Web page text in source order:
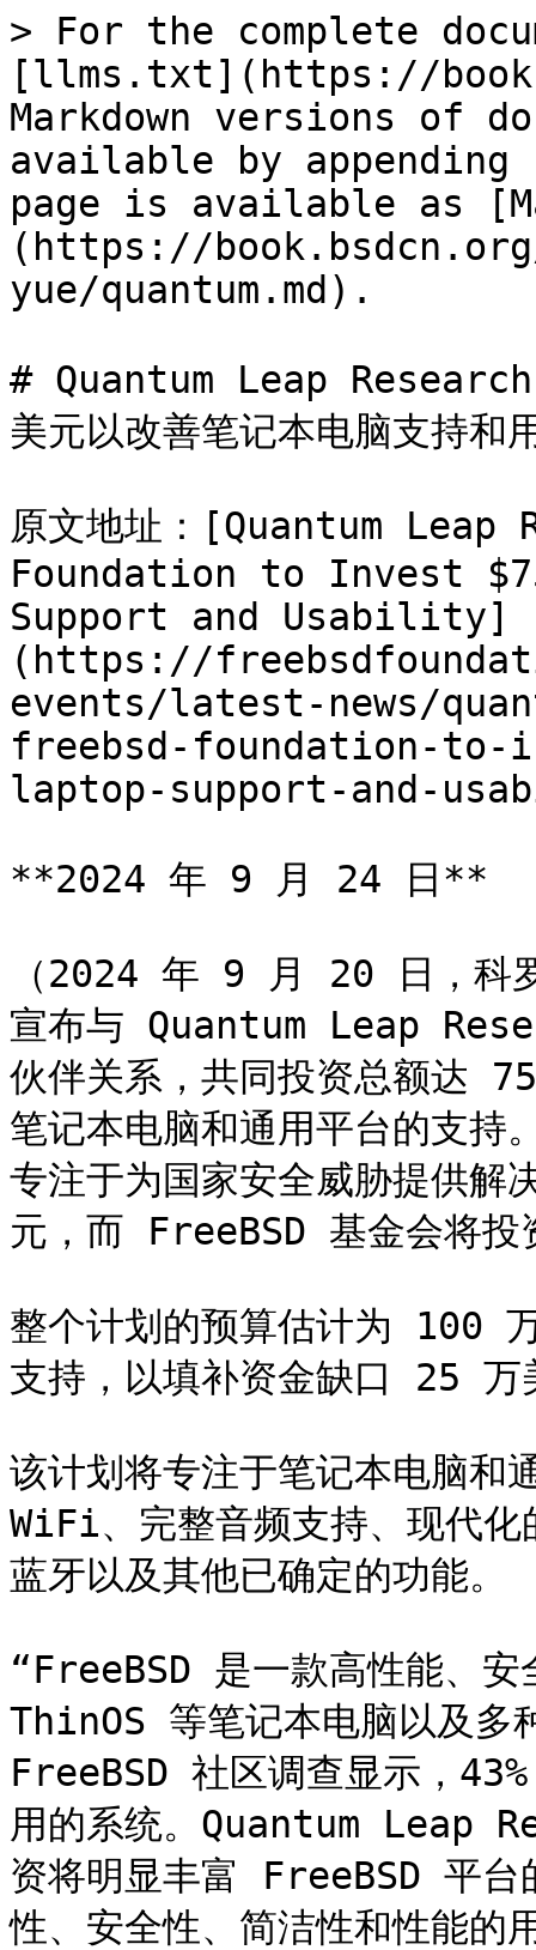
> For the complete
[llms.txt](https://
Markdown versions of
available by
page is available as
(https://
yue/quantum.md).
# Quantum Leap
美元以改善笔记本电脑支持和
原文地址：[Quantum Leap
Foundation to Invest
Support and Usability]
(https://
events/latest-news/
freebsd-foundation-to-
laptop-support-and-
**2024 年 9 月 24 日**
（2024 年 9 月 20 日，科
宣布与 Quantum Leap
伙伴关系，共同投资总额达
笔记本电脑和通用平台的支
专注于为国家安全威胁提供
元，而 FreeBSD 基金会将
整个计划的预算估计为 100
支持，以填补资金缺口 25 万
该计划将专注于笔记本电脑和
WiFi、完整音频支持、现代化
蓝牙以及其他已确定的功能。
“FreeBSD 是一款高性能、
ThinOS 等笔记本电脑以及多
FreeBSD 社区调查显示，
用的系统。Quantum Leap
资将明显丰富 FreeBSD 平台
性、安全性、简洁性和性能的